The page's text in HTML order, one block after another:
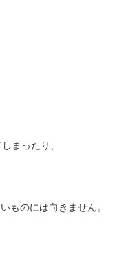
まったり、
ものには向きません。